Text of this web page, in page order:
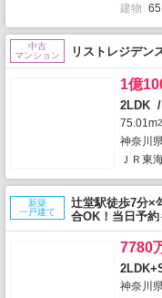
建物
中古
マンション
リストレジデン
1億
2LDK
75.01m2
神奈川
ＪＲ東
新築
一戸建て
辻堂駅徒歩7分×
合OK！当日予約
7780
神奈川